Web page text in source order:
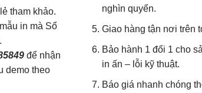
tham khảo.
in mà Sổ
để nhận
demo theo
nghìn quyển.
Giao hàng tận nơi trên
Bảo hành 1 đổi 1 cho
in ấn – lỗi kỹ thuật.
Báo giá nhanh chóng